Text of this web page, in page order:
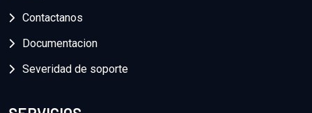
Contactanos
Documentacion
Severidad de soporte